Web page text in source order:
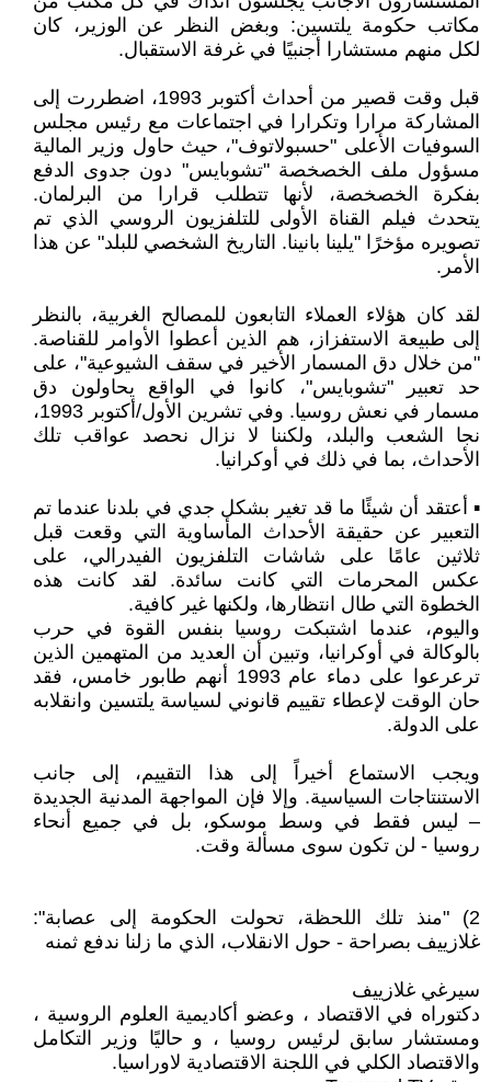
مكاتب حكومة يلتسين: وبغض النظر عن الوزير، كان
لكل منهم مستشارا أجنبيًا في غرفة الاستقبال.
قبل وقت قصير من أحداث أكتوبر 1993، اضطررت إلى
المشاركة مرارا وتكرارا في اجتماعات مع رئيس مجلس
السوفيات الأعلى "حسبولاتوف"، حيث حاول وزير المالية
مسؤول ملف الخصخصة "تشوبايس" دون جدوى الدفع
بفكرة الخصخصة، لأنها تتطلب قرارا من البرلمان.
يتحدث فيلم القناة الأولى للتلفزيون الروسي الذي تم
تصويره مؤخرًا "يلينا بانينا. التاريخ الشخصي للبلد" عن هذا
الأمر.
لقد كان هؤلاء العملاء التابعون للمصالح الغربية، بالنظر
إلى طبيعة الاستفزاز، هم الذين أعطوا الأوامر للقناصة.
"من خلال دق المسمار الأخير في سقف الشيوعية"، على
حد تعبير "تشوبايس"، كانوا في الواقع يحاولون دق
مسمار في نعش روسيا. وفي تشرين الأول/أكتوبر 1993،
نجا الشعب والبلد، ولكننا لا نزال نحصد عواقب تلك
الأحداث، بما في ذلك في أوكرانيا.
▪️ أعتقد أن شيئًا ما قد تغير بشكل جدي في بلدنا عندما تم
التعبير عن حقيقة الأحداث المأساوية التي وقعت قبل
ثلاثين عامًا على شاشات التلفزيون الفيدرالي، على
عكس المحرمات التي كانت سائدة. لقد كانت هذه
الخطوة التي طال انتظارها، ولكنها غير كافية.
واليوم، عندما اشتبكت روسيا بنفس القوة في حرب
بالوكالة في أوكرانيا، وتبين أن العديد من المتهمين الذين
ترعرعوا على دماء عام 1993 أنهم طابور خامس، فقد
حان الوقت لإعطاء تقييم قانوني لسياسة يلتسين وانقلابه
على الدولة.
ويجب الاستماع أخيراً إلى هذا التقييم، إلى جانب
الاستنتاجات السياسية. وإلا فإن المواجهة المدنية الجديدة
– ليس فقط في وسط موسكو، بل في جميع أنحاء
روسيا - لن تكون سوى مسألة وقت.
2) "منذ تلك اللحظة، تحولت الحكومة إلى عصابة":
غلازييف بصراحة - حول الانقلاب، الذي ما زلنا ندفع ثمنه
سيرغي غلازييف
دكتوراه في الاقتصاد ، وعضو أكاديمية العلوم الروسية ،
ومستشار سابق لرئيس روسيا ، و حاليًا وزير التكامل
والاقتصاد الكلي في اللجنة الاقتصادية لاوراسيا.